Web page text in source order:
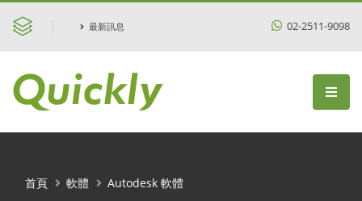
最新訊息 02-2511-9098
首頁 軟體 Autodesk 軟體